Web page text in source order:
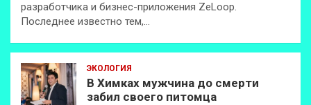
разработчика и бизнес-приложения ZeLoop.
Последнее известно тем,…
ЭКОЛОГИЯ
В Химках мужчина до смерти
забил своего питомца